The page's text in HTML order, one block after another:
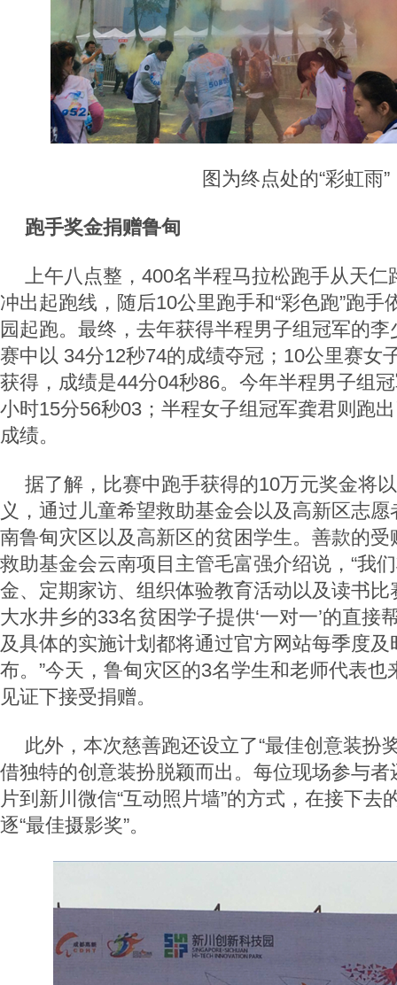
图为终点处的“彩虹雨”
跑手奖金捐赠鲁甸
上午八点整，400名半程马拉松跑手从天仁
冲出起跑线，随后10公里跑手和“彩色跑”跑手
园起跑。最终，去年获得半程男子组冠军的
赛中以 34分12秒74的成绩夺冠；10公里赛女
获得，成绩是44分04秒86。今年半程男子组
小时15分56秒03；半程女子组冠军龚君则跑
成绩。
据了解，比赛中跑手获得的10万元奖金将
义，通过儿童希望救助基金会以及高新区志
南鲁甸灾区以及高新区的贫困学生。善款的
救助基金会云南项目主管毛富强介绍说，“我
金、定期家访、组织体验教育活动以及读书
大水井乡的33名贫困学子提供‘一对一’的直接
及具体的实施计划都将通过官方网站每季度
布。”今天，鲁甸灾区的3名学生和老师代表也
见证下接受捐赠。
此外，本次慈善跑还设立了“最佳创意装扮
借独特的创意装扮脱颖而出。每位现场参与
片到新川微信“互动照片墙”的方式，在接下去
逐“最佳摄影奖”。